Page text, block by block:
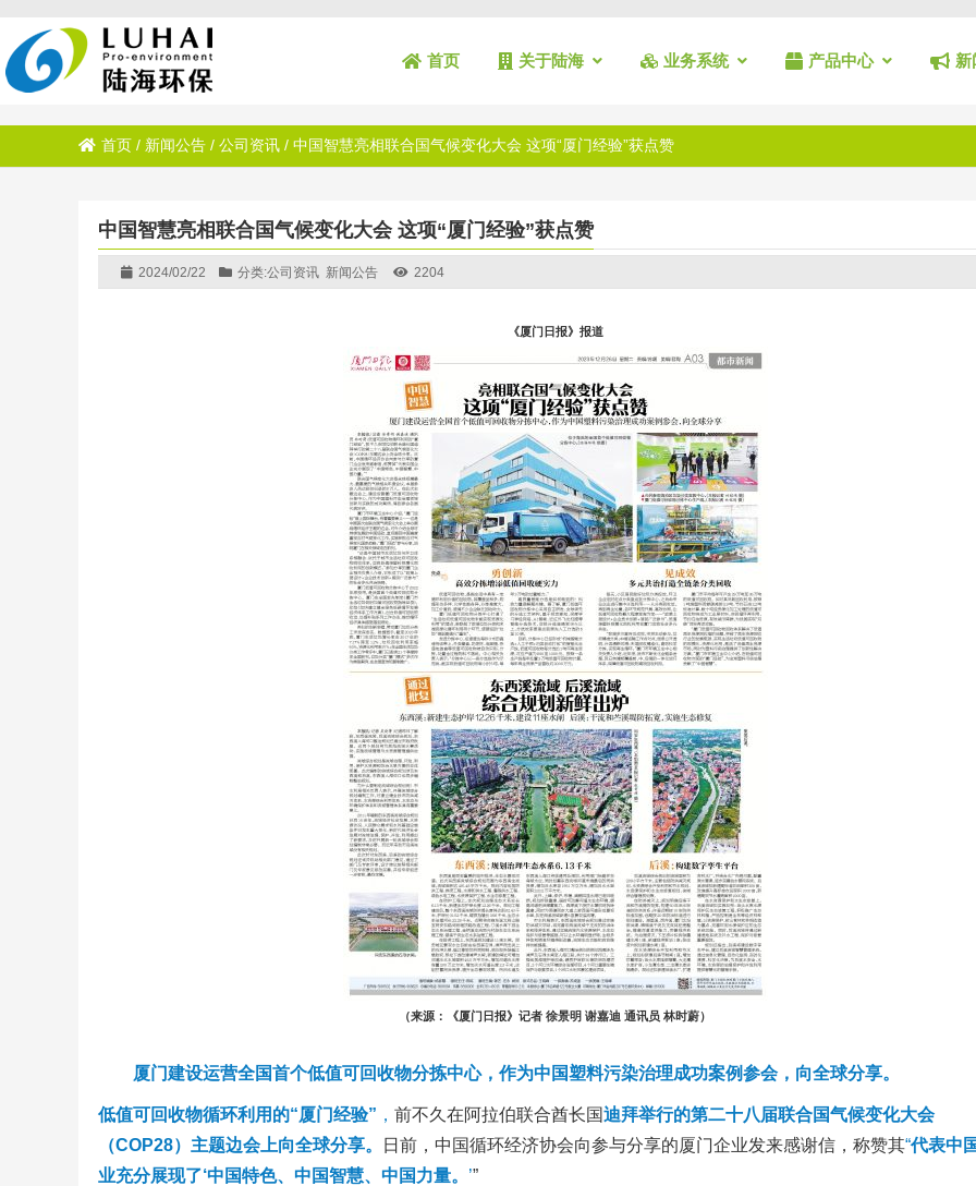
首页 关于陆海 业务系统 产品中心 新
首页 / 新闻公告 / 公司资讯 / 中国智慧亮相联合国气候变化大会 这项“厦门经验”获点赞
中国智慧亮相联合国气候变化大会 这项“厦门经验”获点赞
2024/02/22 分类:公司资讯 新闻公告 2204
《厦门日报》报道
（来源：《厦门日报》记者 徐景明 谢嘉迪 通讯员 林时蔚）
厦门建设运营全国首个低值可回收物分拣中心，作为中国塑料污染治理成功案例参会， 向全球分享。
低值可回收物循环利用的“厦门经验” ， 前不久在阿拉伯联合酋长国迪拜举行的第二十八届联合国气候变化大会
（COP28）主题边会上向全球分享。 日前，中国循环经济协会向参与分享的厦门企业发来感谢信，称赞其“代表中
业充分展现了‘中国特色、中国智慧、中国力量。 ’”